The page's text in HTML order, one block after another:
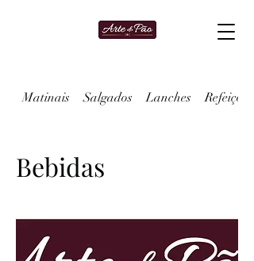
Matinais Salgados Lanches Refeições
Bebidas